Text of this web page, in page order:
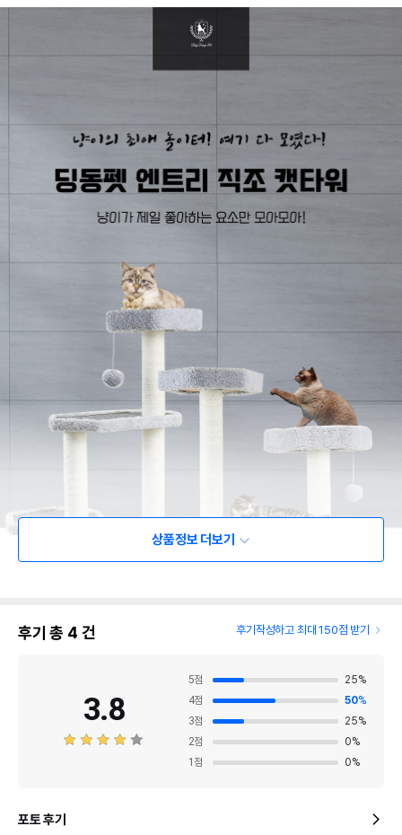
상품정보 더보기
후기 총 4 건 후기작성하고 최대 150점 받기
3.8
5점 25%
4점 50%
3점 25%
2점 0%
1 점 0%
포토 후기